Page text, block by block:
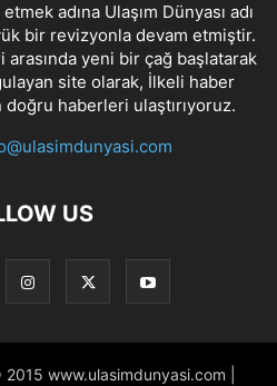
adına Ulaşım Dünyası adı
bir revizyonla devam etmiştir.
arasında yeni bir çağ başlatarak
site olarak, İlkeli haber
doğru haberleri ulaştırıyoruz.
US
2015 www.ulasimdunyasi.com |